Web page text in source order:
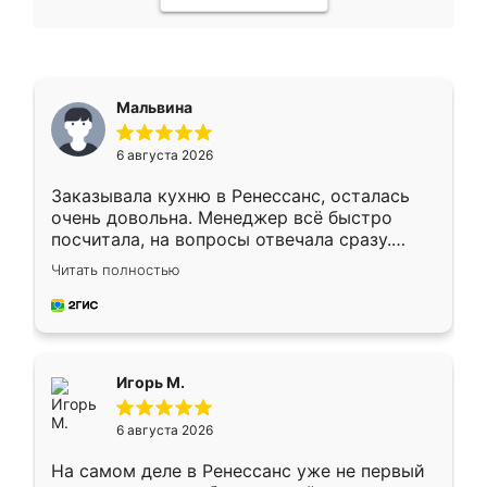
Мальвина
6 августа 2026
Заказывала кухню в Ренессанс, осталась
очень довольна. Менеджер всё быстро
посчитала, на вопросы отвечала сразу.
Замерщик приехал в субботу, подошёл к
делу со всей ответственностью. Собрали
за день, ребята работали аккуратно, даже
Читать полностью
Игорь М.
6 августа 2026
На самом деле в Ренессанс уже не первый